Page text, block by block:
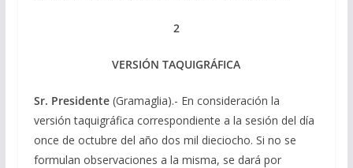
2
VERSIÓN TAQUIGRÁFICA
Sr. Presidente(Gramaglia).- En consideración la
versión taquigráfica correspondiente a la sesión del día
once de octubre del año dos mil dieciocho. Si no se
formulan observaciones a la misma, se dará por